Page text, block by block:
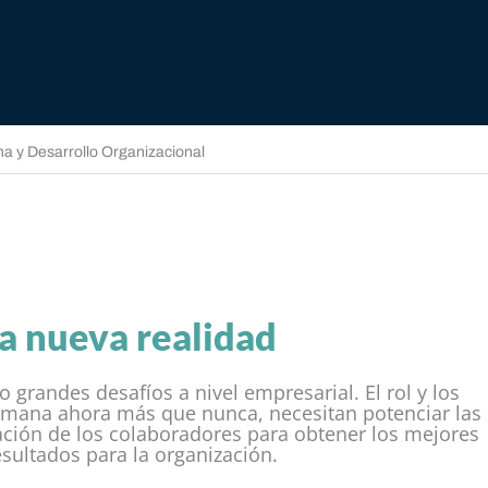
y Desarrollo Organizacional
nueva realidad
grandes desafíos a nivel empresarial. El rol y los
ahora más que nunca, necesitan potenciar las
de los colaboradores para obtener los mejores
para la organización.